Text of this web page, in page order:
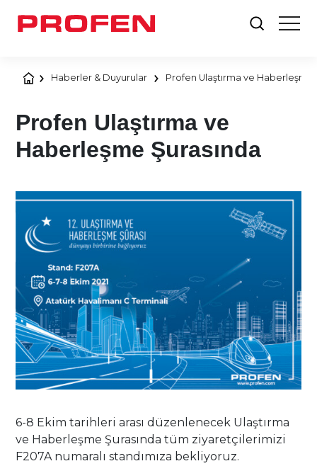
Haberler & Duyurular Profen Ulaştırma ve Haberleşme
Profen Ulaştırma ve
Haberleşme Şurasında
6-8 Ekim tarihleri arası düzenlenecek Ulaştırma
ve Haberleşme Şurasında tüm ziyaretçilerimizi
F207A numaralı standımıza bekliyoruz.